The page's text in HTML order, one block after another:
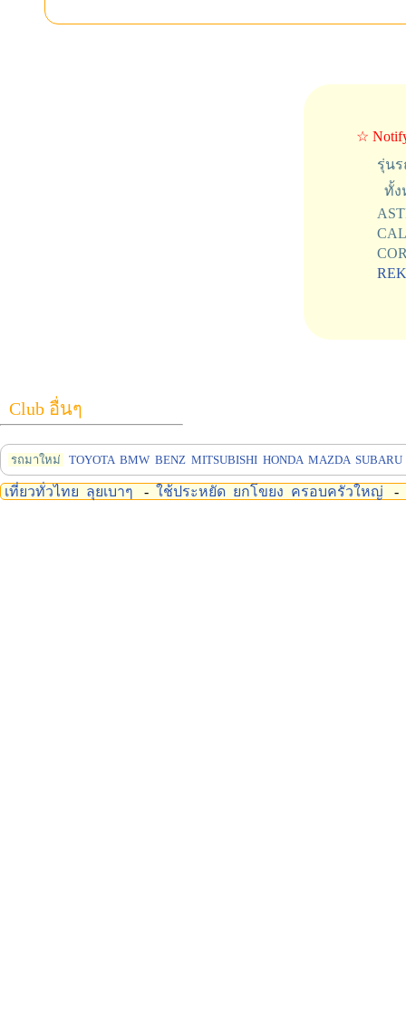
☆
รุ่น
ทั้ง
Club อื่นๆ
รถมาใหม่ TOYOTA BMW BENZ MITSUBISHI HONDA MAZDA SUBARU
เที่ยวทั่วไทย ลุยเบาๆ - ใช้ประหยัด ยกโขยง ครอบครัวใหญ่ -